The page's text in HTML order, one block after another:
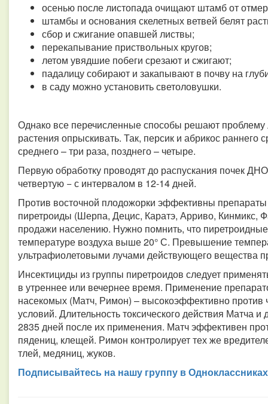
осенью после листопада очищают штамб от
штамбы и основания скелетных ветвей белят
сбор и сжигание опавшей листвы;
перекапывание приствольных кругов;
летом увядшие побеги срезают и сжигают;
падалицу собирают и закапывают в почву на
в саду можно установить светоловушки.
Однако все перечисленные способы решают проблему
растения опрыскивать. Так, персик и абрикос раннего
среднего – три раза, позднего – четыре.
Первую обработку проводят до распускания почек
четвертую − с интервалом в 12-14 дней.
Против восточной плодожорки эффективны
пиретроиды (Шерпа, Децис, Каратэ, Арриво, Кинмикс,
продажи населению. Нужно помнить, что
температуре воздуха выше 20° С. Превышение
ультрафиолетовыми лучами действующего вещества
Инсектициды из группы пиретроидов следует
в утреннее или вечернее время. Применение
насекомых (Матч, Римон) – высокоэффективно против
условий. Длительность токсического действия Матча и
2835 дней после их применения. Матч эффективен
пядениц, клещей. Римон контролирует тех же
тлей, медяниц, жуков.
Подписывайтесь на нашу группу в Одноклассниках